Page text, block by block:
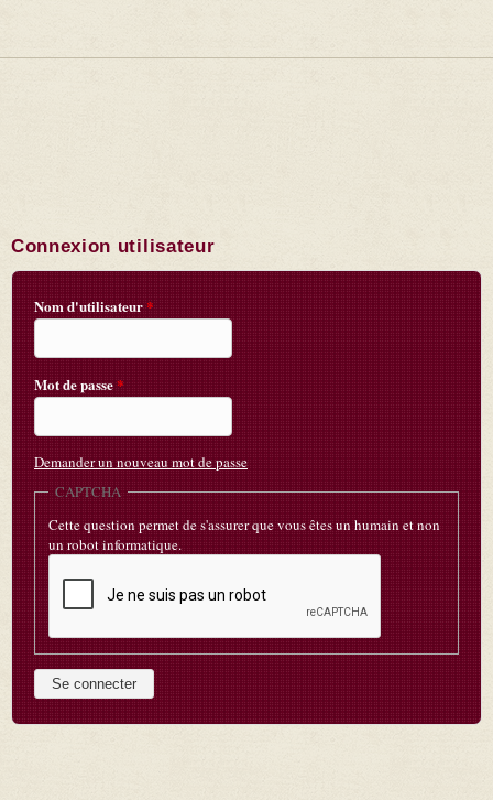
Connexion utilisateur
Nom d'utilisateur*
Mot de passe*
Demander un nouveau mot de passe
CAPTCHA
Cette question permet de s'assurer que vous êtes un humain et non
un robot informatique.